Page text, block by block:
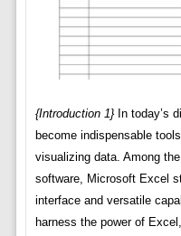
{Introduction 1}In today’s
become indispensable
visualizing data. Among
software, Microsoft Excel
interface and versatile
harness the power of